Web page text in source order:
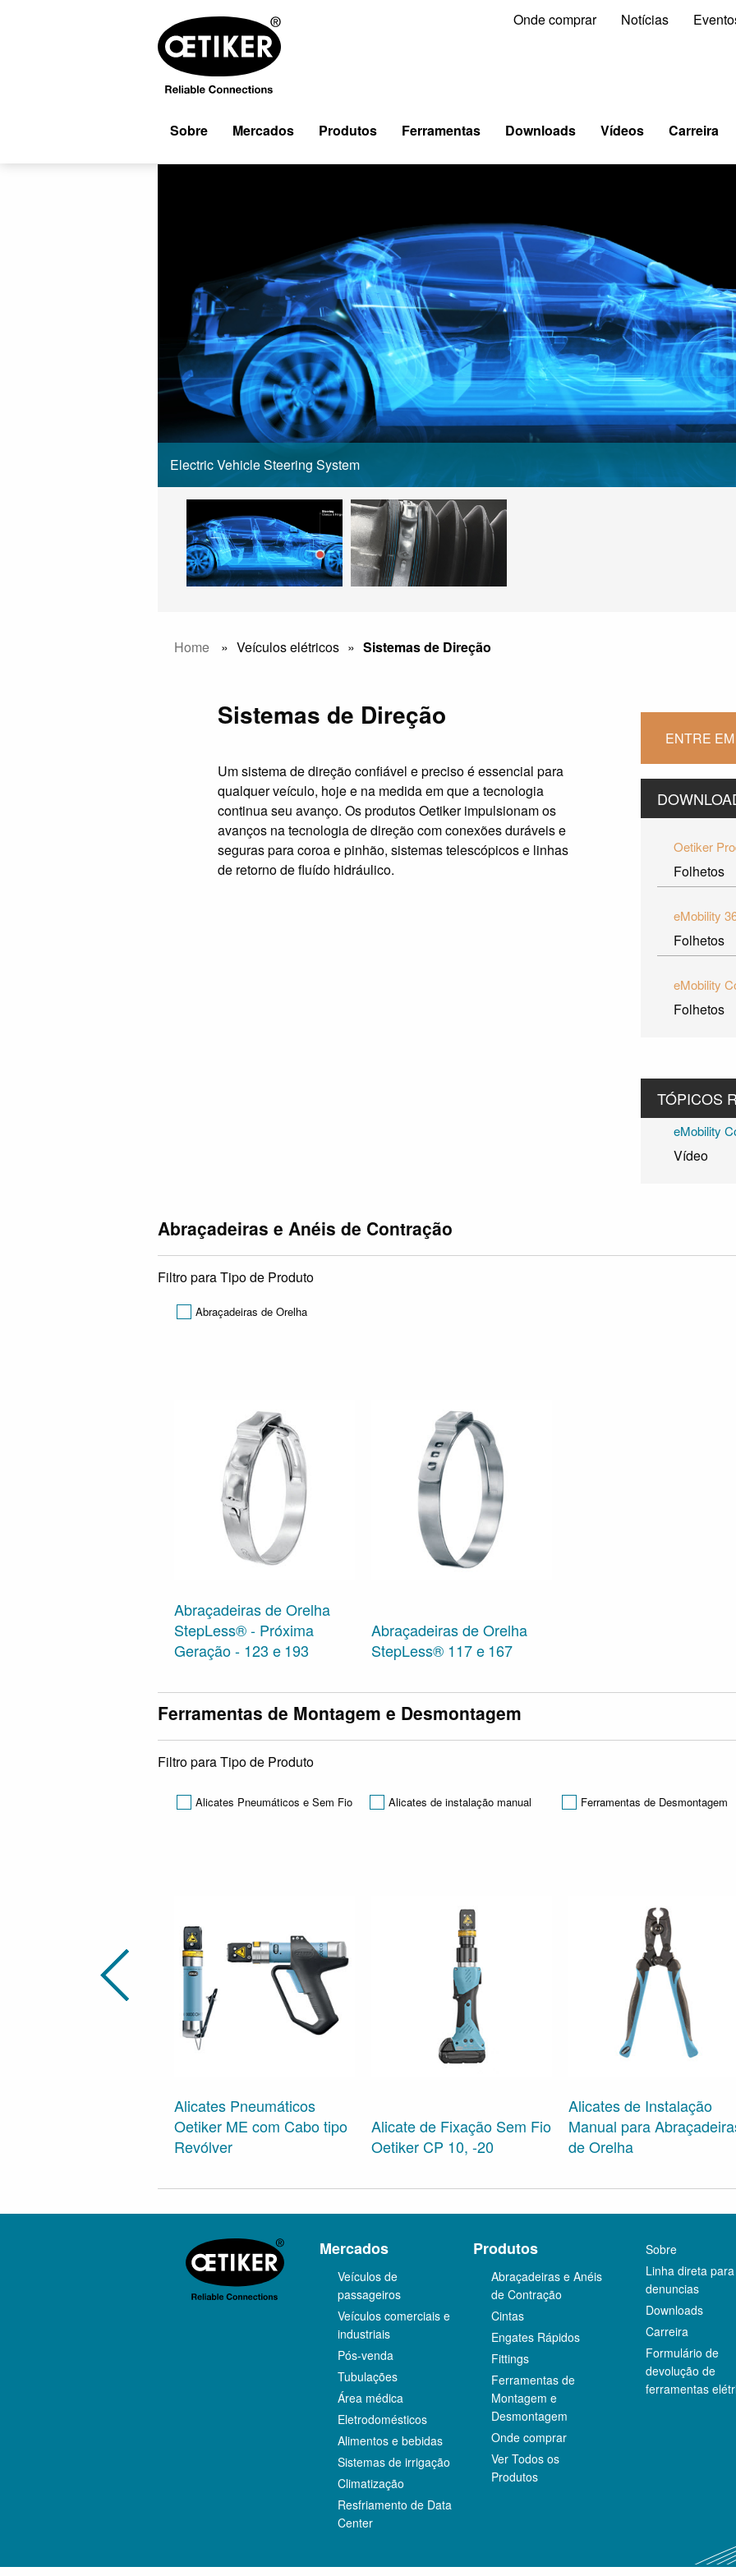
Onde comprar Notícias
Sobre Mercados Produtos Ferramentas Downloads Vídeos Carreira
Electric Vehicle Steering System
Home Veículos elétricos Sistemas de Direção
Sistemas de Direção
Um sistema de direção confiável e preciso é essencial para
qualquer veículo, hoje e na medida em que a tecnologia
continua seu avanço. Os produtos Oetiker impulsionam os
avanços na tecnologia de direção com conexões duráveis e
seguras para coroa e pinhão, sistemas telescópicos e linhas
de retorno de fluído hidráulico.
ENTRE
Oetiker
Folhetos
eMobility
Folhetos
Folhetos
TÓPICOS
Vídeo
Abraçadeiras e Anéis de Contração
Filtro para Tipo de Produto
Abraçadeiras de Orelha
Abraçadeiras de Orelha
StepLess® - Próxima
Geração - 123 e 193
Abraçadeiras de Orelha
StepLess® 117 e 167
Ferramentas de Montagem e Desmontagem
Filtro para Tipo de Produto
Alicates Pneumáticos e Sem Fio Alicates de instalação manual Ferramentas de Desmontagem
Alicates Pneumáticos
Oetiker ME com Cabo tipo
Revólver
Alicate de Fixação Sem Fio
Oetiker CP 10, -20
Alicates de Instalação
Manual para
de Orelha
Mercados
Veículos de
passageiros
Veículos comerciais e
industriais
Pós-venda
Tubulações
Área médica
Eletrodomésticos
Alimentos e bebidas
Sistemas de irrigação
Climatização
Resfriamento de Data
Center
Produtos
Abraçadeiras e Anéis
de Contração
Cintas
Engates Rápidos
Fittings
Ferramentas de
Montagem e
Desmontagem
Onde comprar
Ver Todos os
Produtos
Sobre
Linha direta para
denuncias
Downloads
Carreira
Formulário de
devolução de
ferramentas